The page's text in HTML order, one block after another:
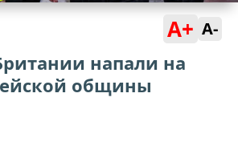
A+ A-
напали на
общины